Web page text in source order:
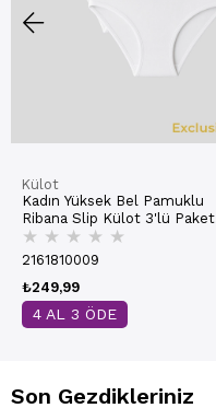
Külot
Kadın Yüksek Bel Pamuklu
Ribana Slip Külot 3'lü Paket
– Esnek & Rahat | Beyaz
K0305
★ ★ ★ ★ ★
2161810009
₺249,99
4 AL 3 ÖDE
Son Gezdikleriniz